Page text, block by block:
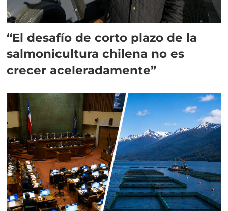
“El desafío de corto plazo de la
salmonicultura chilena no es
crecer aceleradamente”